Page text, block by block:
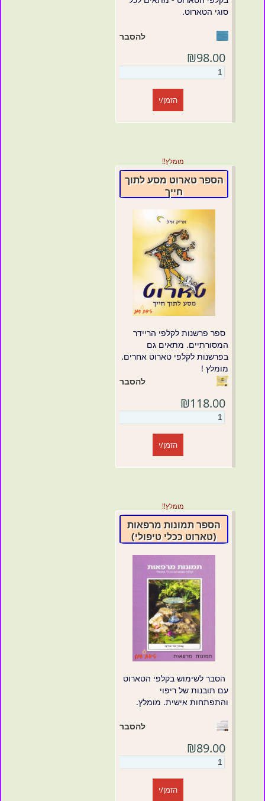
סוגי הטארוט.
להסבר
₪98.00
הזמן/י
מומלץ!!
הספר טארוט מסע לתוך
חייך
ספר פרשנות לקלפי הריידר
המסורתיים. מתאים גם
בפרשנות לקלפי טארוט אחרים.
מומלץ !
להסבר
₪118.00
הזמן/י
מומלץ!!
הספר תמונות מרפאות
(טארוט ככלי טיפולי)
הסבר לשימוש בקלפי הטארוט
עם תובנות של ריפוי
והתפתחות אישית. מומלץ.
להסבר
₪89.00
הזמן/י